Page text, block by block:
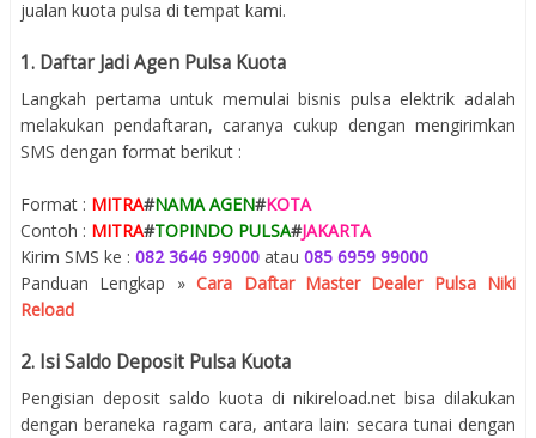
jualan kuota pulsa di tempat kami.
1. Daftar Jadi Agen Pulsa Kuota
Langkah pertama untuk memulai bisnis pulsa elektrik adalah
melakukan pendaftaran, caranya cukup dengan mengirimkan
SMS dengan format berikut :
Format : MITRA#NAMA AGEN#KOTA
Contoh : MITRA#TOPINDO PULSA#JAKARTA
Kirim SMS ke : 082 3646 99000 atau 085 6959 99000
Panduan Lengkap »Cara Daftar Master Dealer Pulsa Niki
Reload
2. Isi Saldo Deposit Pulsa Kuota
Pengisian deposit saldo kuota di nikireload.net bisa dilakukan
dengan beraneka ragam cara, antara lain: secara tunai dengan